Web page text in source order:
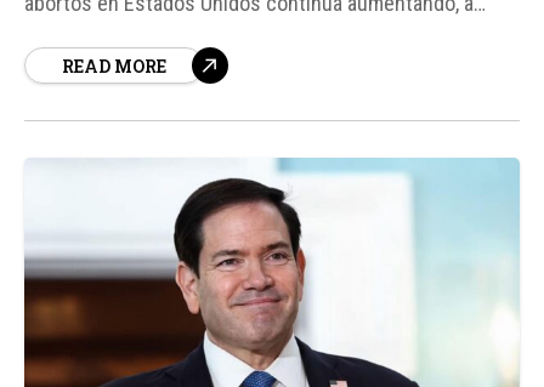
otros estados. Este aumento se debe en gran medida al
READ MORE